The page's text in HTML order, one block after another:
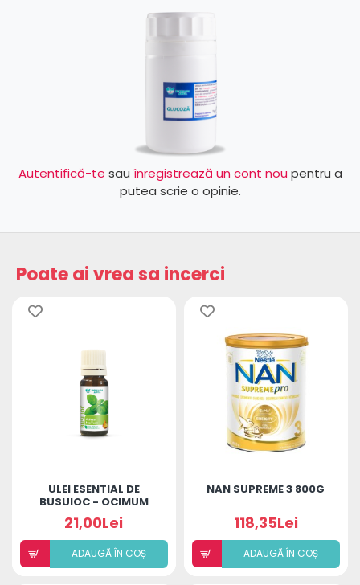
Autentifică-te sau înregistrează un cont nou pentru a
putea scrie o opinie.
Poate ai vrea sa incerci
ULEI ESENTIAL DE
BUSUIOC - OCIMUM
BASILICUM OIL
21,00Lei
ADAUGÃ ÎN COȘ
NAN SUPREME 3 800G
118,35Lei
ADAUGÃ ÎN COȘ